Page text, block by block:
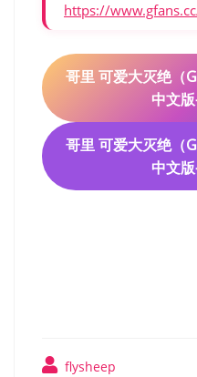
https://
哥里 可爱大灭绝（
中文
哥里 可爱大灭绝（
中文
flysheep